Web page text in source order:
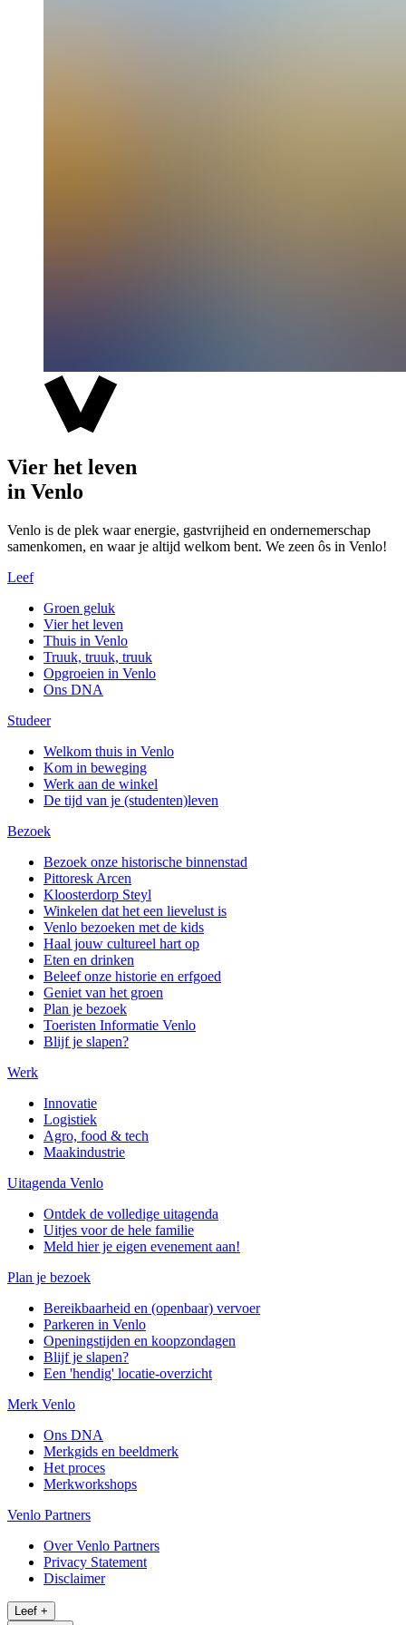
Vier het leven
in Venlo
Venlo is de plek waar energie, gastvrijheid en ondernemerschap
samenkomen, en waar je altijd welkom bent. We zeen ôs in Venlo!
Leef
Groen geluk
Vier het leven
Thuis in Venlo
Truuk, truuk, truuk
Opgroeien in Venlo
Ons DNA
Studeer
Welkom thuis in Venlo
Kom in beweging
Werk aan de winkel
De tijd van je (studenten)leven
Bezoek
Bezoek onze historische binnenstad
Pittoresk Arcen
Kloosterdorp Steyl
Winkelen dat het een lievelust is
Venlo bezoeken met de kids
Haal jouw cultureel hart op
Eten en drinken
Beleef onze historie en erfgoed
Geniet van het groen
Plan je bezoek
Toeristen Informatie Venlo
Blijf je slapen?
Werk
Innovatie
Logistiek
Agro, food & tech
Maakindustrie
Uitagenda Venlo
Ontdek de volledige uitagenda
Uitjes voor de hele familie
Meld hier je eigen evenement aan!
Plan je bezoek
Bereikbaarheid en (openbaar) vervoer
Parkeren in Venlo
Openingstijden en koopzondagen
Blijf je slapen?
Een 'hendig' locatie-overzicht
Merk Venlo
Ons DNA
Merkgids en beeldmerk
Het proces
Merkworkshops
Venlo Partners
Over Venlo Partners
Privacy Statement
Disclaimer
Leef +